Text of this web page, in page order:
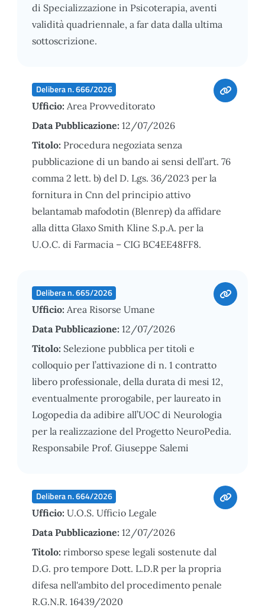
di Specializzazione in Psicoterapia, aventi
validità quadriennale, a far data dalla ultima
sottoscrizione.
Delibera n. 666/2026
Ufficio: Area Provveditorato
Data Pubblicazione: 12/07/2026
Titolo: Procedura negoziata senza
pubblicazione di un bando ai sensi dell’art. 76
comma 2 lett. b) del D. Lgs. 36/2023 per la
fornitura in Cnn del principio attivo
belantamab mafodotin (Blenrep) da affidare
alla ditta Glaxo Smith Kline S.p.A. per la
U.O.C. di Farmacia – CIG BC4EE48FF8.
Delibera n. 665/2026
Ufficio: Area Risorse Umane
Data Pubblicazione: 12/07/2026
Titolo: Selezione pubblica per titoli e
colloquio per l’attivazione di n. 1 contratto
libero professionale, della durata di mesi 12,
eventualmente prorogabile, per laureato in
Logopedia da adibire all’UOC di Neurologia
per la realizzazione del Progetto NeuroPedia.
Responsabile Prof. Giuseppe Salemi
Delibera n. 664/2026
Ufficio: U.O.S. Ufficio Legale
Data Pubblicazione: 12/07/2026
Titolo: rimborso spese legali sostenute dal
D.G. pro tempore Dott. L.D.R per la propria
difesa nell'ambito del procedimento penale
R.G.N.R. 16439/2020